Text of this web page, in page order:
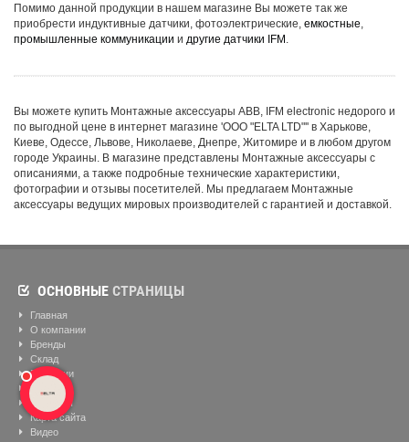
Помимо данной продукции в нашем магазине Вы можете так же
приобрести индуктивные датчики, фотоэлектрические, емкостные
промышленные коммуникации и другие датчики IFM
Вы можете купить Монтажные аксессуары ABB, IFM electronic недорого и
по выгодной цене в интернет магазине 'ООО "ELTA LTD"'' в Харькове,
Киеве, Одессе, Львове, Николаеве, Днепре, Житомире и в любом другом
городе Украины. В магазине представлены Монтажные аксессуары с
описаниями, а также подробные технические характеристики,
фотографии и отзывы посетителей. Мы предлагаем Монтажные
аксессуары ведущих мировых производителей с гарантией и доставкой.
ОСНОВНЫЕ СТРАНИЦЫ
Главная
О компании
Бренды
Склад
Вакансии
Блог
Контакты
Карта сайта
Видео